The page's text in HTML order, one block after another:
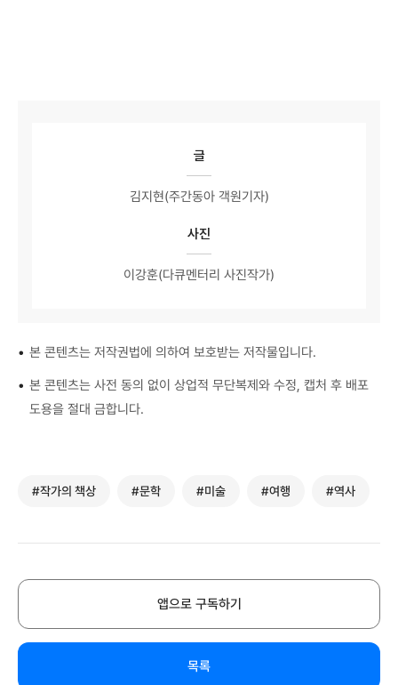
글
김지현(주간동아 객원기자)
사진
이강훈(다큐멘터리 사진작가)
• 본 콘텐츠는 저작권법에 의하여 보호받는 저작물입니다.
• 본 콘텐츠는 사전 동의 없이 상업적 무단복제와 수정, 캡처 후 배포
도용을 절대 금합니다.
#작가의 책상 #문학 #미술 #여행 #역사
앱으로 구독하기
목록